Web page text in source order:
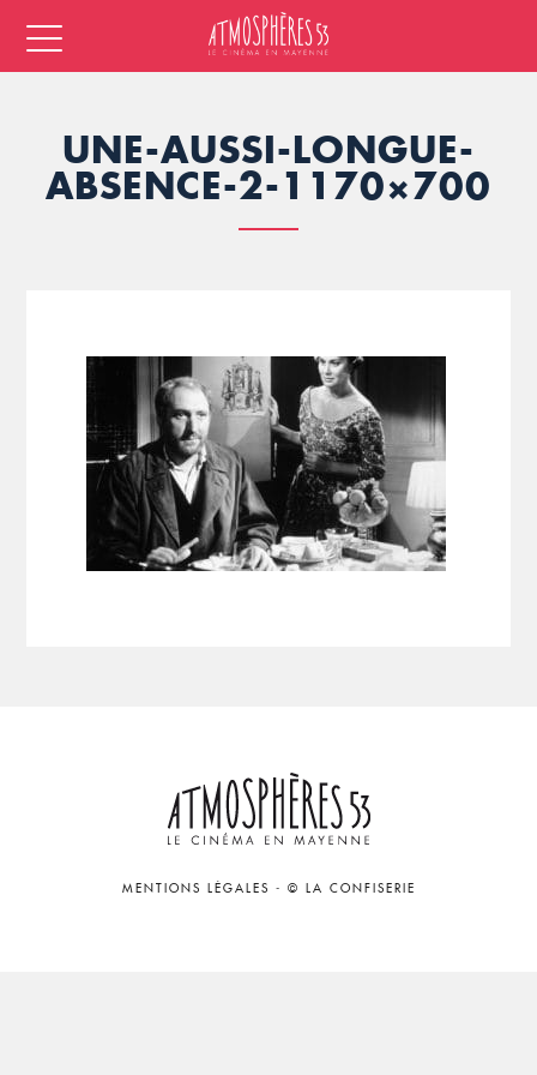
UNE-AUSSI-LONGUE-
ABSENCE-2-1170×700
MENTIONS LÉGALES - © LA CONFISERIE